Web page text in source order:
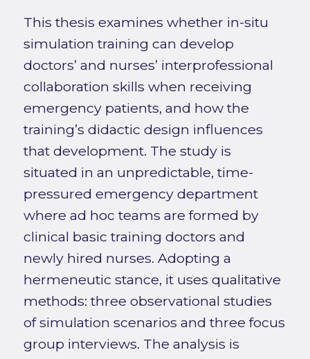
This thesis examines whether in-situ
simulation training can develop
doctors’ and nurses’ interprofessional
collaboration skills when receiving
emergency patients, and how the
training’s didactic design influences
that development. The study is
situated in an unpredictable, time-
pressured emergency department
where ad hoc teams are formed by
clinical basic training doctors and
newly hired nurses. Adopting a
hermeneutic stance, it uses qualitative
methods: three observational studies
of simulation scenarios and three focus
group interviews. The analysis is